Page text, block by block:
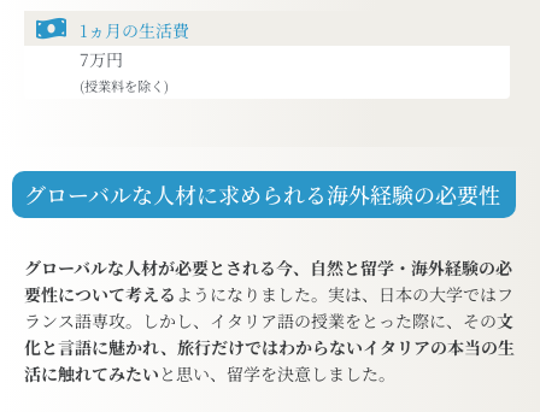
7万円
グローバルな人材に求められる海外経験の必要性
グローバルな人材が必要とされる今、自然と留学・海外経験の必
要性について考える ようになりました。実は、日本の大学ではフ
ランス語専攻。しかし、イタリア語の授業をとった際に、その文
化と言語に魅かれ、旅行だけではわからないイタリアの本当の生
活に触れてみたい と思い、留学を決意しました。